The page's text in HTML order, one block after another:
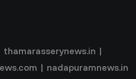
thamarasserynews.in |
| nadapuramnews.in